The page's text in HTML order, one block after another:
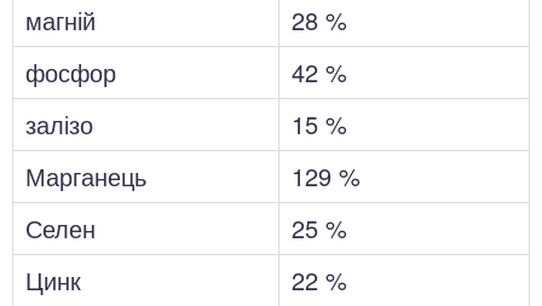
магній
28 %
фосфор
42 %
залізо
15 %
Марганець
129 %
Селен
25 %
Цинк
22 %